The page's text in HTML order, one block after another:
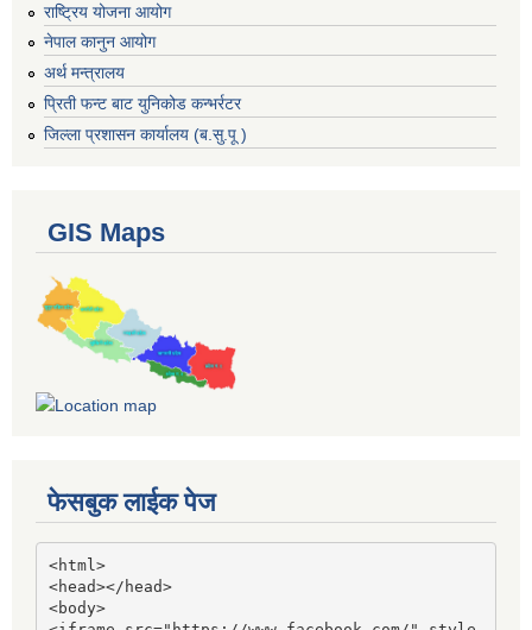
राष्ट्रिय योजना आयोग
नेपाल कानुन आयोग
अर्थ मन्त्रालय
प्रिती फन्ट बाट युनिकोड कन्भर्रटर
जिल्ला प्रशासन कार्यालय (ब.सु.पू )
GIS Maps
फेसबुक लाईक पेज
<html>
<head></head>
<body>